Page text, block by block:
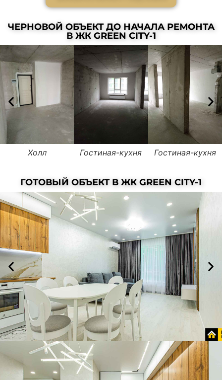
ЧЕРНОВОЙ ОБЪЕКТ ДО НАЧАЛА РЕМОНТА
В ЖК GREEN CITY-1
Холл Гостиная-кухня Гостиная-кухня
ГОТОВЫЙ ОБЪЕКТ В ЖК GREEN CITY-1
Гостиная-
кухня